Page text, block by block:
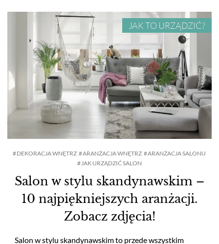
JAK TO URZĄDZIĆ?
Salon w stylu skandynawskim –
10 najpiękniejszych aranżacji.
Zobacz zdjęcia!
Salon w stylu skandynawskim to przede wszystkim
DEKORACJA WNĘTRZ ARANŻACJA WNĘTRZ
ARANŻACJA SALONU
JAK URZĄDZIĆ SALON